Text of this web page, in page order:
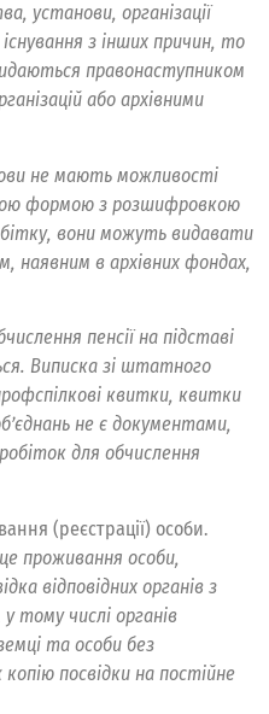
установи, організації
з інших причин, то
правонаступником
або архівними
не мають можливості
формою з розшифровкою
вони можуть видавати
наявним в архівних фондах,
пенсії на підставі
Виписка зі штатного
квитки, квитки
не є документами,
для обчислення
(реєстрації) особи.
проживання особи,
відповідних органів з
тому числі органів
та особи без
посвідки на постійне